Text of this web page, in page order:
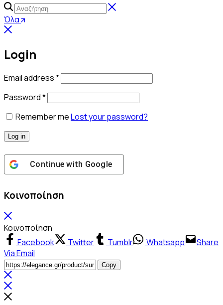
Αναζήτηση
Όλα
Login
Email address*Απαιτείται
Password*Απαιτείται
Remember meLost your password?
Log in
Continue with Google
Κοινοποίηση
Κοινοποίηση
Facebook
Twitter Tumblr Whatsapp
Share
Via Email
Product
URL
Copy